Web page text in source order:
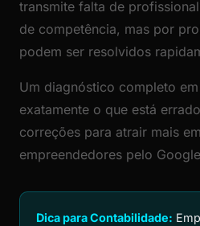
transmite falta de
de competência, mas por
podem ser resolvidos
Um diagnóstico completo
exatamente o que está
correções para atrair mais
empreendedores pelo
Dica para Contabilidade: